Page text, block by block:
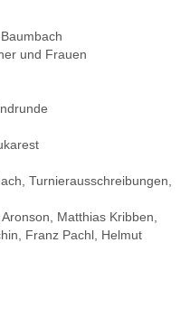
und Frauen
Turnierausschreibungen,
Matthias Kribben,
Franz Pachl, Helmut